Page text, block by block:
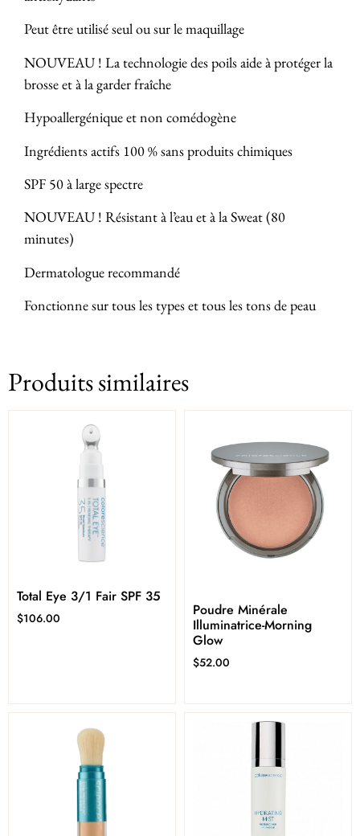
Peut être utilisé seul ou sur le maquillage
NOUVEAU ! La technologie des poils aide à protéger la
brosse et à la garder fraîche
Hypoallergénique et non comédogène
Ingrédients actifs 100 % sans produits chimiques
SPF 50 à large spectre
NOUVEAU ! Résistant à l’eau et à la Sweat (80
minutes)
Dermatologue recommandé
Fonctionne sur tous les types et tous les tons de peau
Produits similaires
Total Eye 3/1 Fair SPF 35
$106.00
Poudre Minérale
Illuminatrice-Morning
Glow
$52.00